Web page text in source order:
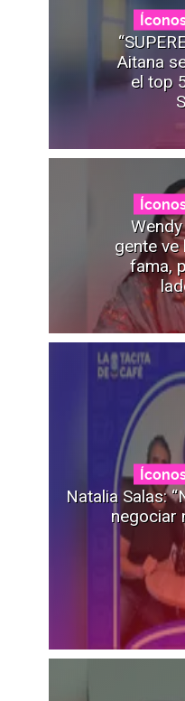
Aitana
el top
gente ve
fama,
Natalia Salas:
negociar